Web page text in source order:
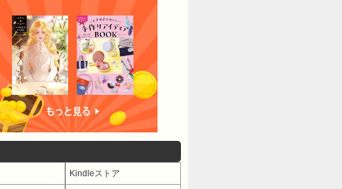
Kindleストア